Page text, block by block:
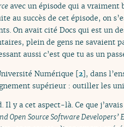
avec un épisode qui a
au succès de cet épisode, on
On avait cité Docs qui est un
plein de gens ne savaient
aussi c’est que tu as un
Numérique [2], dans
supérieur : outiller les
Il y a cet aspect-là. Ce que
Open Source Software Developers’